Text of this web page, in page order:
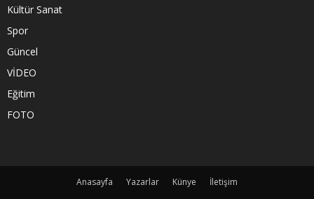
Kültür Sanat
Spor
Güncel
VİDEO
Eğitim
FOTO
Anasayfa Yazarlar Künye
İletişim